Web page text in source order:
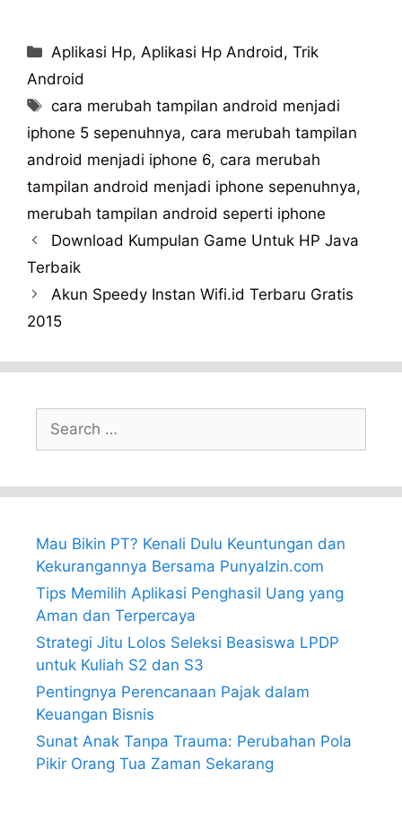
Categories
Aplikasi Hp, Aplikasi Hp Android,Trik
Android
Tags
cara merubah tampilan android menjadi
iphone 5 sepenuhnya, cara merubah tampilan
android menjadi iphone 6, cara merubah
tampilan android menjadi iphone sepenuhnya,
merubah tampilan android seperti iphone
Download Kumpulan Game Untuk HP Java
Terbaik
Akun Speedy Instan Wifi.id Terbaru Gratis
2015
for:
Mau Bikin PT? Kenali Dulu Keuntungan dan
Kekurangannya Bersama PunyaIzin.com
Tips Memilih Aplikasi Penghasil Uang yang
Aman dan Terpercaya
Strategi Jitu Lolos Seleksi Beasiswa LPDP
untuk Kuliah S2 dan S3
Pentingnya Perencanaan Pajak dalam
Keuangan Bisnis
Sunat Anak Tanpa Trauma: Perubahan Pola
Pikir Orang Tua Zaman Sekarang